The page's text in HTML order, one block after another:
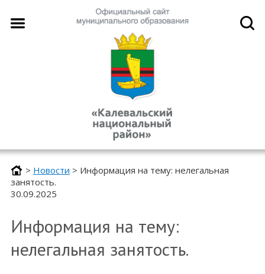
> Новости > Информация на тему: нелегальная
занятость.
30.09.2025
Информация на тему:
нелегальная занятость.